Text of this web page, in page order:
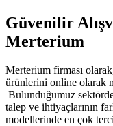
Güvenilir
Merterium
Merterium firması
ürünlerini online olarak
Bulunduğumuz
talep ve ihtiyaçlarının
modellerinde en çok